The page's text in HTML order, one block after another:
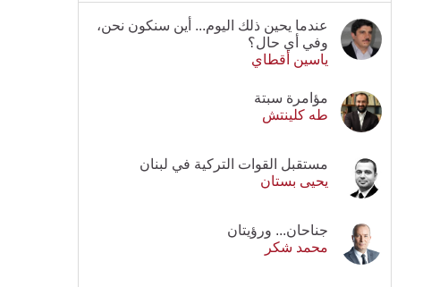
عندما يحين ذلك اليوم... أين سنكون نحن،
وفي أي حال؟
ياسين أقطاي
مؤامرة سبتة
طه كلينتش
مستقبل القوات التركية في لبنان
يحيى بستان
جناحان... ورؤيتان
محمد شكر